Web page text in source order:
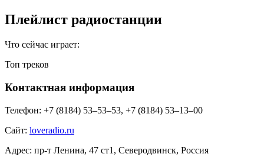
Плейлист радиостанции
Что сейчас играет:
Топ треков
Контактная информация
Телефон: +7 (8184) 53–53–53, +7 (8184) 53–13–00
Сайт: loveradio.ru
Адрес: пр-т Ленина, 47 ст1, Северодвинск, Россия